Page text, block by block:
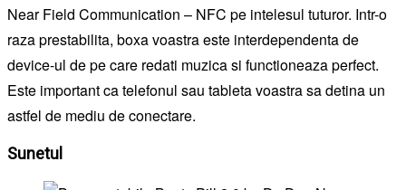
Near Field Communication – NFC pe intelesul tuturor. Intr-o
raza prestabilita, boxa voastra este interdependenta de
device-ul de pe care redati muzica si functioneaza perfect.
Este important ca telefonul sau tableta voastra sa detina un
astfel de mediu de conectare.
Sunetul